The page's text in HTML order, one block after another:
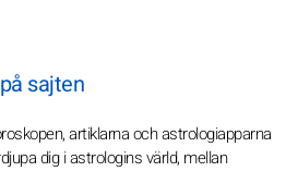
sajten
artiklarna och astrologiapparna
dig i astrologins värld, mellan